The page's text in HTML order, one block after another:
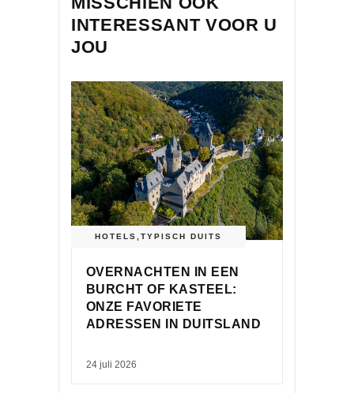
INTERESSANT VOOR U
JOU
HOTELS,TYPISCH DUITS
OVERNACHTEN IN EEN
BURCHT OF KASTEEL:
ONZE FAVORIETE
ADRESSEN IN DUITSLAND
24 juli 2026